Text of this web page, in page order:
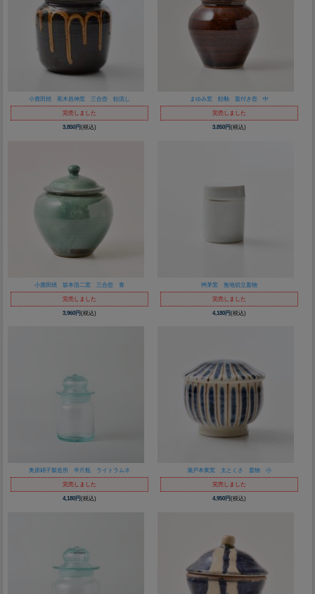
小鹿田焼 黒木昌伸窯 三合壺 飴流し
完売しました
3,850円(税込)
まゆみ窯 飴釉 蓋付き壺 中
完売しました
3,850円(税込)
小鹿田焼 坂本浩二窯 三合壺 青
完売しました
3,960円(税込)
艸茅窯 無地切立蓋物
完売しました
4,180円(税込)
奥原硝子製造所 半斤瓶 ライトラムネ
完売しました
4,180円(税込)
瀬戸本業窯 太とくさ 蓋物 小
完売しました
4,950円(税込)